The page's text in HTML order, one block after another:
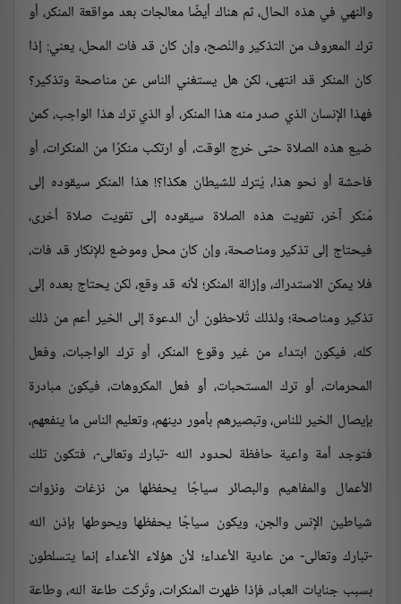
والنهي في هذه الحال، ثم هناك أيضًا معالجات بعد مواقعة المنكر، أو
ترك المعروف من التذكير والنُصح، وإن كان قد فات المحل، يعني: إذا
كان المنكر قد انتهى، لكن هل يستغني الناس عن مناصحة وتذكير؟
فهذا الإنسان الذي صدر منه هذا المنكر، أو الذي ترك هذا الواجب، كمن
ضيع هذه الصلاة حتى خرج الوقت، أو ارتكب منكرًا من المنكرات، أو
فاحشة أو نحو هذا، يُترك للشيطان هكذا؟! هذا المنكر سيقوده إلى
مُنكر آخر، تفويت هذه الصلاة سيقوده إلى تفويت صلاة أخرى،
فيحتاج إلى تذكير ومناصحة، وإن كان محل وموضع للإنكار قد فات،
فلا يمكن الاستدراك، وإزالة المنكر؛ لأنه قد وقع، لكن يحتاج بعده إلى
تذكير ومناصحة؛ ولذلك تُلاحظون أن الدعوة إلى الخير أعم من ذلك
كله، فيكون ابتداء من غير وقوع المنكر، أو ترك الواجبات، وفعل
المحرمات، أو ترك المستحبات، أو فعل المكروهات، فيكون مبادرة
بإيصال الخير للناس، وتبصيرهم بأمور دينهم، وتعليم الناس ما ينفعهم،
فتوجد أمة واعية حافظة لحدود الله -تبارك وتعالى-، فتكون تلك
الأعمال والمفاهيم والبصائر سياجًا يحفظها من نزغات ونزوات
شياطين الإنس والجن، ويكون سياجًا يحفظها ويحوطها بإذن الله
-تبارك وتعالى- من عادية الأعداء؛ لأن هؤلاء الأعداء إنما يتسلطون
بسبب جنايات العباد، فإذا ظهرت المنكرات، وتُركت طاعة الله، وطاعة